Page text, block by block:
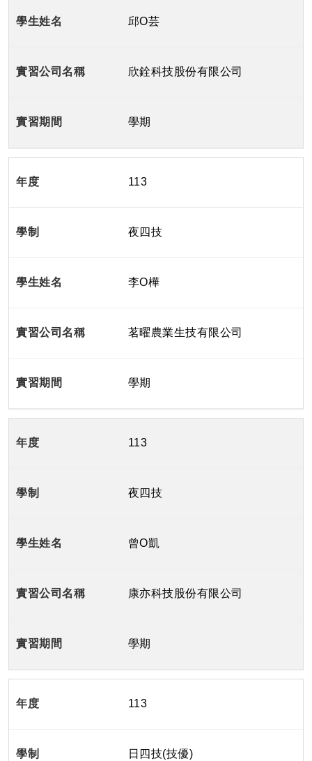
邱O芸
欣銓科技股份有限公司
學期
113
夜四技
李O樺
茗曜農業生技有限公司
學期
113
夜四技
曾O凱
康亦科技股份有限公司
學期
113
日四技(技優)